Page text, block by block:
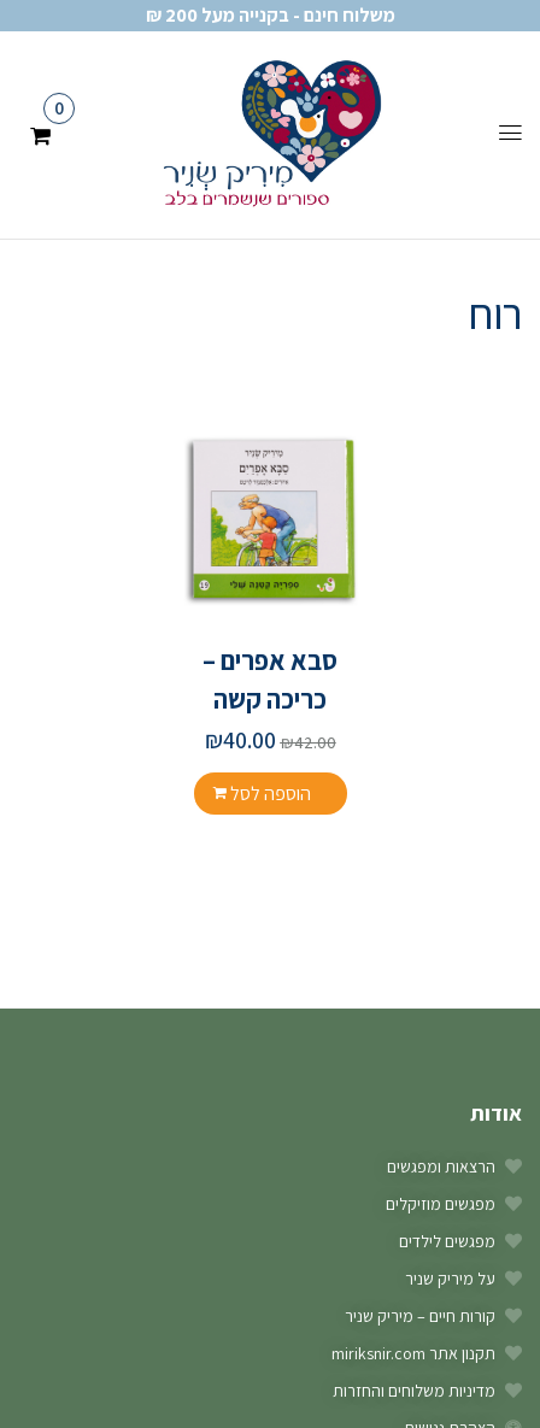
משלוח חינם - בקנייה מעל 200 ₪
0
רוח
סבא אפרים –
כריכה קשה
₪42.00
₪40.00
הוספה לסל
אודות
הרצאות ומפגשים
מפגשים מוזיקלים
מפגשים לילדים
על מיריק שניר
קורות חיים – מיריק שניר
תקנון אתר miriksnir.com
מדיניות משלוחים והחזרות